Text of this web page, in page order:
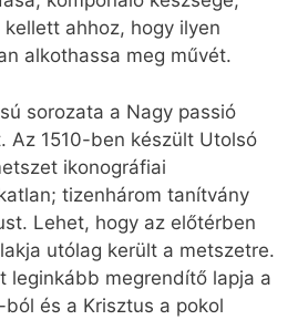
ahhoz, hogy ilyen
alkothassa meg művét.
sorozata a Nagy passió
Az 1510-ben készült Utolsó
ikonográfiai
tizenhárom tanítvány
Lehet, hogy az előtérben
utólag került a metszetre.
leginkább megrendítő lapja a
és a Krisztus a pokol